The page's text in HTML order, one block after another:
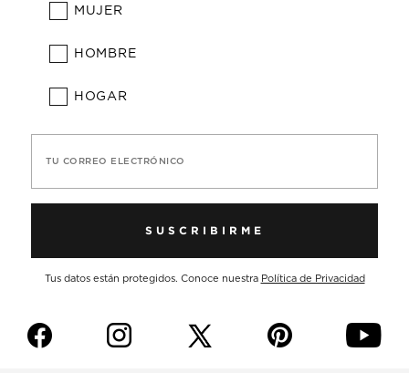
MUJER
HOMBRE
HOGAR
TU CORREO ELECTRÓNICO
SUSCRIBIRME
Tus datos están protegidos. Conoce nuestra Política de Privacidad
f i p y